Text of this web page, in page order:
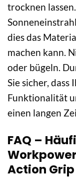
trocknen
dies das
machen kann.
oder bügeln.
Sie sicher,
Funktionalität
einen langen
FAQ –
Action Grip